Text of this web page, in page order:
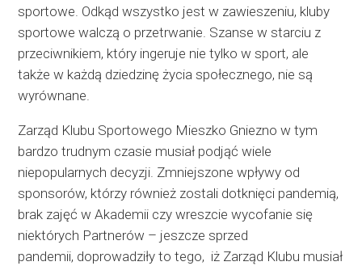
sportowe. Odkąd wszystko jest w zawieszeniu, kluby
sportowe walczą o przetrwanie. Szanse w starciu z
przeciwnikiem, który ingeruje nie tylko w sport, ale
także w każdą dziedzinę życia społecznego, nie są
wyrównane.
Zarząd Klubu Sportowego Mieszko Gniezno w tym
bardzo trudnym czasie musiał podjąć wiele
niepopularnych decyzji. Zmniejszone wpływy od
sponsorów, którzy również zostali dotknięci pandemią,
brak zajęć w Akademii czy wreszcie wycofanie się
niektórych Partnerów – jeszcze sprzed
pandemii, doprowadziły to tego, iż Zarząd Klubu musiał